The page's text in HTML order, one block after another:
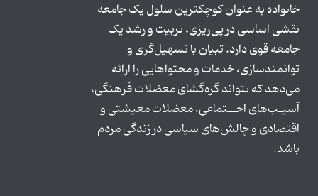
خانواده به عنوان کوچکترین سلول یک جامعه
نقشی اساسی در پی‌ریزی، تربیت و رشد یک
جامعه قوی دارد. تبیان با تسهیل‌گری و
توانمندسازی، خدمات و محتواهایی را ارائه
می‌دهد که بتواند گره‌گشای معضلات فرهنگی،
آسیـب‌های اجــتماعی، معضلات معیشتی و
اقتصادی و چالش‌های سیاسی در زندگی مردم
باشد.